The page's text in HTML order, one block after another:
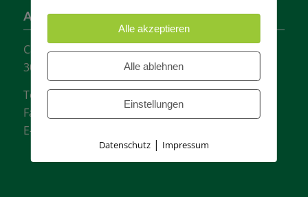
Adresse
Carl-Loges-Str.12
30657 Hannover
Tel.: + 49 511- 6046340
Fax: + 49 511- 601048
E-Mail:
Alle akzeptieren
Alle ablehnen
Einstellungen
Datenschutz| Impressum